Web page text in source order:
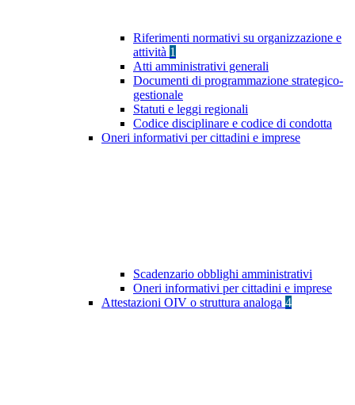
Riferimenti normativi su organizzazione e
attività 1
Atti amministrativi generali
Documenti di programmazione strategico-
gestionale
Statuti e leggi regionali
Codice disciplinare e codice di condotta
Oneri informativi per cittadini e imprese
Scadenzario obblighi amministrativi
Oneri informativi per cittadini e imprese
Attestazioni OIV o struttura analoga 4